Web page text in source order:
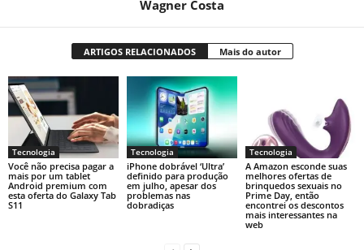
Wagner Costa
ARTIGOS RELACIONADOS Mais do autor
Tecnologia
Você não precisa pagar a
mais por um tablet
Android premium com
esta oferta do Galaxy Tab
S11
Tecnologia
iPhone dobrável ‘Ultra’
definido para produção
em julho, apesar dos
problemas nas
dobradiças
Tecnologia
A Amazon esconde suas
melhores ofertas de
brinquedos sexuais no
Prime Day, então
encontrei os descontos
mais interessantes na
web